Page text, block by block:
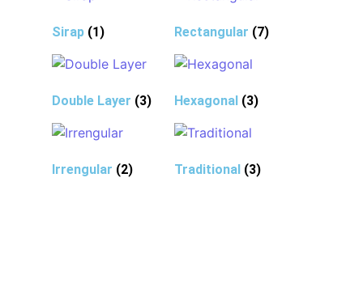
Sirap (1) Rectangular (7)
Double Layer (3) Hexagonal (3)
Irrengular (2) Traditional (3)